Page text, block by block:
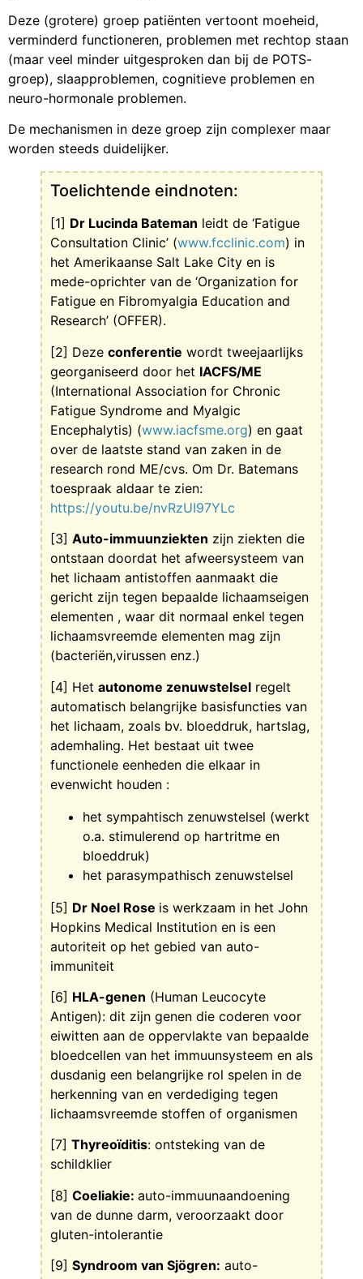
Deze (grotere) groep patiënten vertoont moeheid,
verminderd functioneren, problemen met rechtop staan
(maar veel minder uitgesproken dan bij de POTS-
groep), slaapproblemen, cognitieve problemen en
neuro-hormonale problemen.
De mechanismen in deze groep zijn complexer maar
worden steeds duidelijker.
Toelichtende eindnoten:
[1] Dr Lucinda Bateman leidt de ‘Fatigue
Consultation Clinic’ (www.fcclinic.com) in
het Amerikaanse Salt Lake City en is
mede-oprichter van de ‘Organization for
Fatigue en Fibromyalgia Education and
Research’ (OFFER).
[2] Deze conferentie wordt tweejaarlijks
georganiseerd door het IACFS/ME
(International Association for Chronic
Fatigue Syndrome and Myalgic
Encephalytis) (www.iacfsme.org) en gaat
over de laatste stand van zaken in de
research rond ME/cvs. Om Dr. Batemans
toespraak aldaar te zien:
https://youtu.be/nvRzUI97YLc
[3] Auto-immuunziekten zijn ziekten die
ontstaan doordat het afweersysteem van
het lichaam antistoffen aanmaakt die
gericht zijn tegen bepaalde lichaamseigen
elementen , waar dit normaal enkel tegen
lichaamsvreemde elementen mag zijn
(bacteriën,virussen enz.)
[4] Het autonome zenuwstelsel regelt
automatisch belangrijke basisfuncties van
het lichaam, zoals bv. bloeddruk, hartslag,
ademhaling. Het bestaat uit twee
functionele eenheden die elkaar in
evenwicht houden :
het sympahtisch zenuwstelsel (werkt
o.a. stimulerend op hartritme en
bloeddruk)
het parasympathisch zenuwstelsel
[5] Dr Noel Rose is werkzaam in het John
Hopkins Medical Institution en is een
autoriteit op het gebied van auto-
immuniteit
[6] HLA-genen (Human Leucocyte
Antigen): dit zijn genen die coderen voor
eiwitten aan de oppervlakte van bepaalde
bloedcellen van het immuunsysteem en als
dusdanig een belangrijke rol spelen in de
herkenning van en verdediging tegen
lichaamsvreemde stoffen of organismen
[7] Thyreoïditis: ontsteking van de
schildklier
[8] Coeliakie: auto-immuunaandoening
van de dunne darm, veroorzaakt door
gluten-intolerantie
[9] Syndroom van Sjögren: auto-